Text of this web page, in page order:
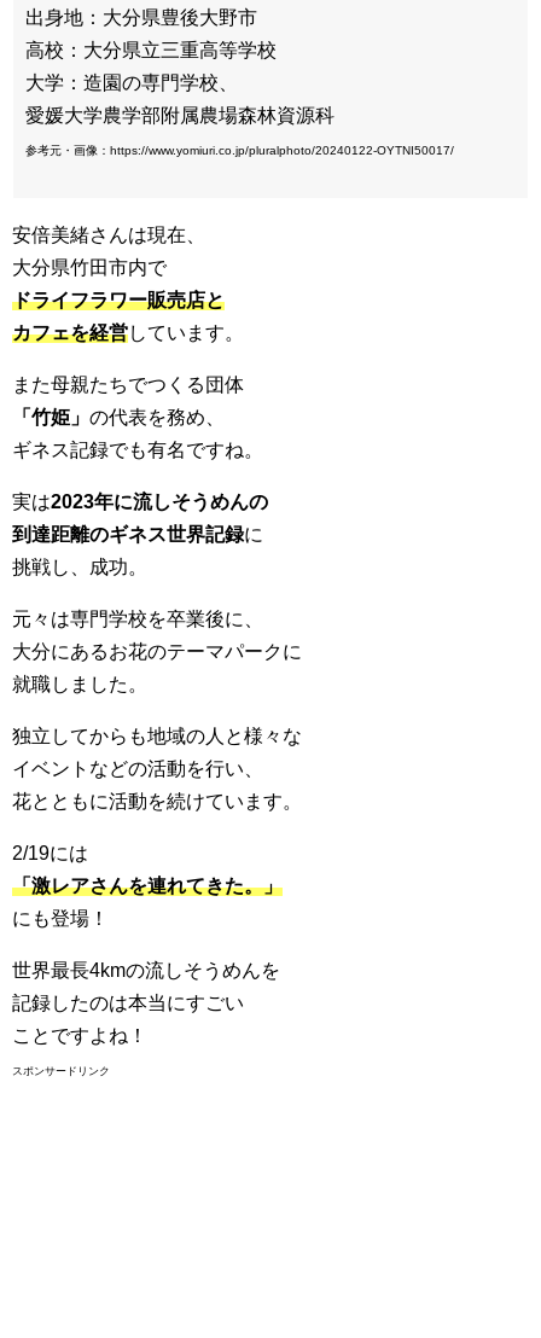
出身地：大分県豊後大野市
高校：大分県立三重高等学校
大学：造園の専門学校、
愛媛大学農学部附属農場森林資源科
参考元・画像：https://www.yomiuri.co.jp/pluralphoto/20240122-OYTNI50017/
安倍美緒さんは現在、
大分県竹田市内で
ドライフラワー販売店と
カフェを経営しています。
また母親たちでつくる団体
「竹姫」 の代表を務め、
ギネス記録でも有名ですね。
実は2023年に流しそうめんの
到達距離のギネス世界記録に
挑戦し、成功。
元々は専門学校を卒業後に、
大分にあるお花のテーマパークに
就職しました。
独立してからも地域の人と様々な
イベントなどの活動を行い、
花とともに活動を続けています。
2/19には
「激レアさんを連れてきた。」
にも登場！
世界最長4kmの流しそうめんを
記録したのは本当にすごい
ことですよね！
スポンサードリンク